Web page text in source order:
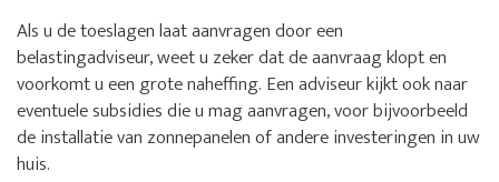
Als u de toeslagen laat aanvragen door een
belastingadviseur, weet u zeker dat de aanvraag klopt en
voorkomt u een grote naheffing. Een adviseur kijkt ook naar
eventuele subsidies die u mag aanvragen, voor bijvoorbeeld
de installatie van zonnepanelen of andere investeringen in uw
huis.